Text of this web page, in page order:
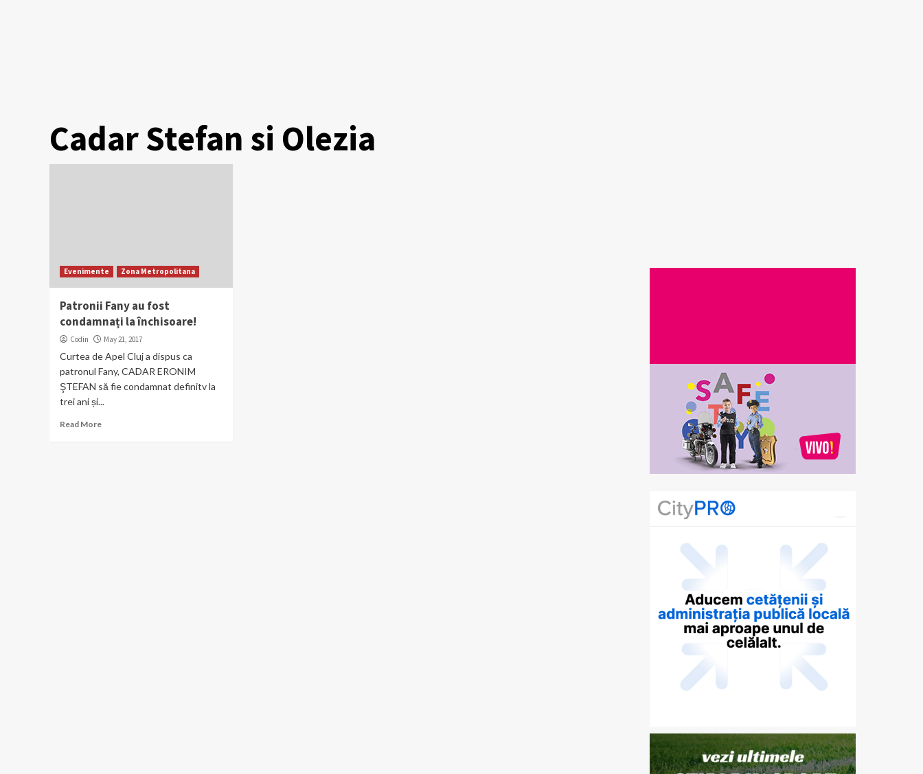
Cadar Stefan si Olezia
Evenimente Zona Metropolitana
Patronii Fany au fost
condamnați la închisoare!
Codin May 21, 2017
Curtea de Apel Cluj a dispus ca
patronul Fany, CADAR ERONIM
ŞTEFAN să fie condamnat definitv la
trei ani și...
Read More